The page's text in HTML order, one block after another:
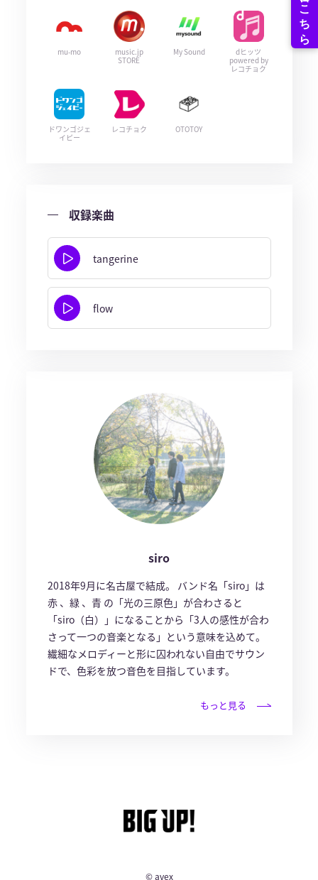
mu-mo
music.jp
STORE
My Sound
dヒッツ
powered by
レコチョク
ドワンゴジェ
イピー
レコチョク OTOTOY
収録楽曲
tangerine
flow
siro
2018年9月に名古屋で結成。 バンド名「siro」は
赤 、緑 、青 の「光の三原色」が合わさると
「siro（白）」になることから「3人の感性が合わ
さって一つの音楽となる」という意味を込めて。
繊細なメロディーと形に囚われない自由でサウン
ドで、色彩を放つ音色を目指しています。
もっと見る
© avex